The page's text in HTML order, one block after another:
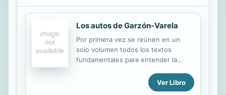
Los autos de Garzón-Varela
Por primera vez se reúnen en un
solo volumen todos los textos
fundamentales para entender la
reciente de España. Un libro
imprescindible para aquellos que
Ver Libro